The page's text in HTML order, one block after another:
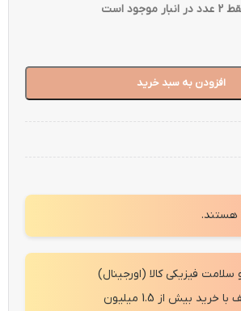
انبار موجود است
افزودن به سبد خرید
هستند.
سلامت فیزیکی کالا (اورجینال)
بیش از 1.5 میلیون